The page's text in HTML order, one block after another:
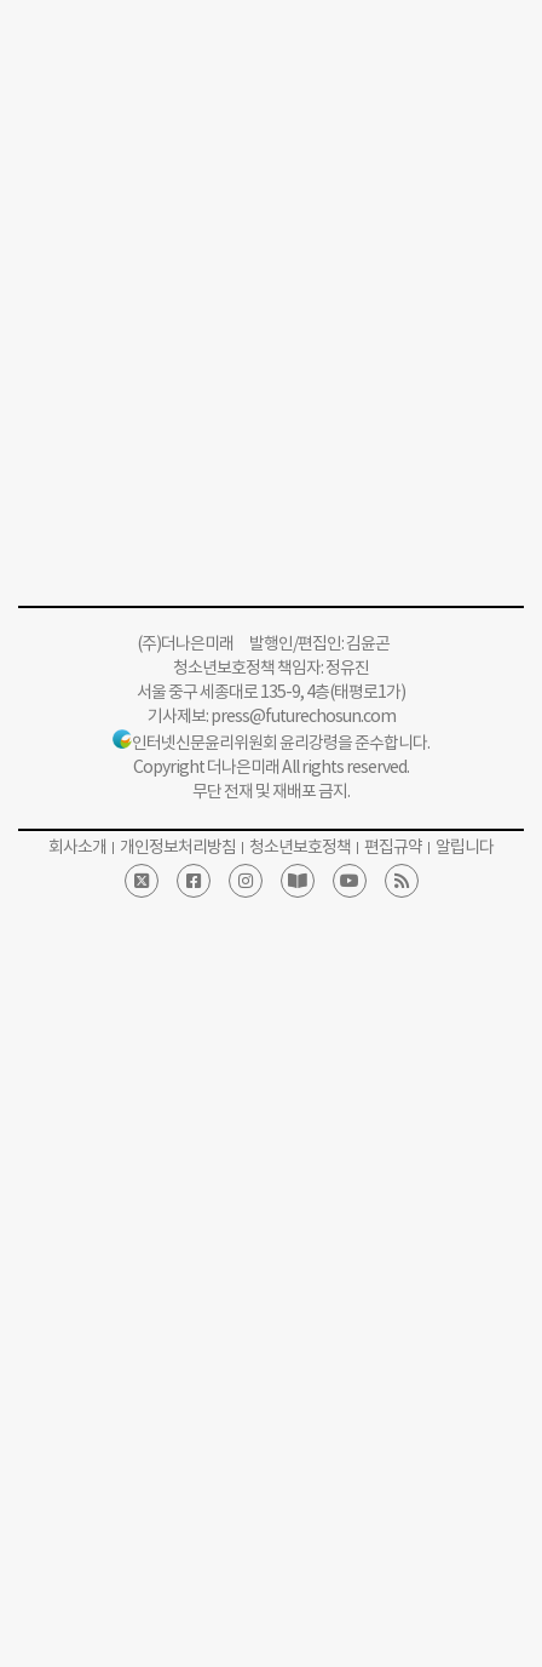
(주)더나은미래 발행인/편집인: 김윤곤
청소년보호정책 책임자: 정유진
서울 중구 세종대로 135-9, 4층(태평로1가)
기사제보:press@futurechosun.com
인터넷신문윤리위원회 윤리강령을 준수합니다.
Copyright 더나은미래 All rights reserved.
무단 전재 및 재배포 금지.
회사소개 개인정보처리방침 청소년보호정책 편집규약 알립니다